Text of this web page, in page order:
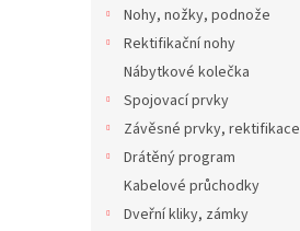
Nohy, nožky, podnože
Rektifikační nohy
Nábytkové kolečka
Spojovací prvky
Závěsné prvky, rektifikace
Drátěný program
Kabelové průchodky
Dveřní kliky, zámky